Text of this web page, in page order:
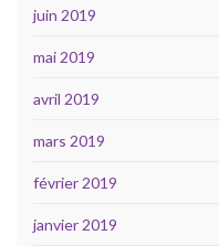
juin 2019
mai 2019
avril 2019
mars 2019
février 2019
janvier 2019